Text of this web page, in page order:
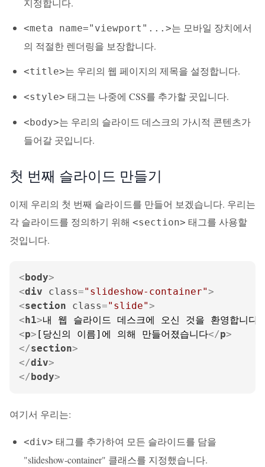
지정합니다.
<meta name="viewport"...>는 모바일 장치에서
의 적절한 렌더링을 보장합니다.
<title>는 우리의 웹 페이지의 제목을 설정합니다.
<style> 태그는 나중에 CSS를 추가할 곳입니다.
<body>는 우리의 슬라이드 데스크의 가시적 콘텐츠가
들어갈 곳입니다.
첫 번째 슬라이드 만들기
이제 우리의 첫 번째 슬라이드를 만들어 보겠습니다. 우리는
각 슬라이드를 정의하기 위해 <section> 태그를 사용할
것입니다.
<body>
<div class="slideshow-container">
<section class="slide">
<h1>내 웹 슬라이드 데스크에 오신 것을 환영합니다!
<p> [당신의 이름]에 의해 만들어졌습니다</p>
</section>
</div>
</body>
여기서 우리는:
<div> 태그를 추가하여 모든 슬라이드를 담을
"slideshow-container" 클래스를 지정했습니다.